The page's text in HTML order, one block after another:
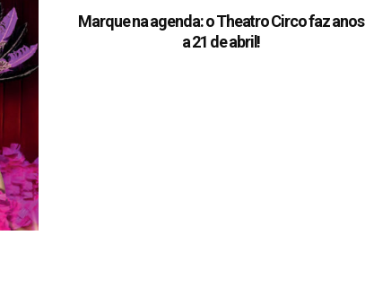
Marque na agenda: o Theatro Circo faz anos
a 21 de abril!